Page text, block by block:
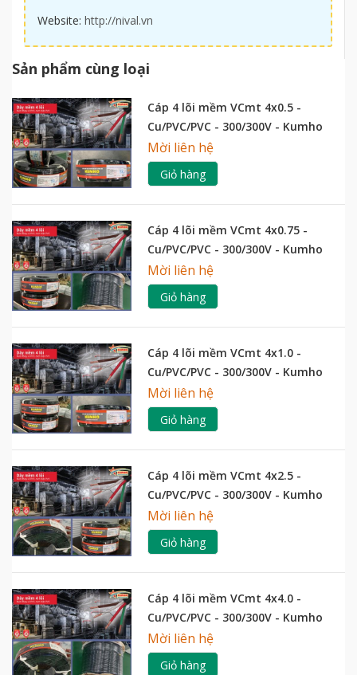
Website: http://nival.vn
Sản phẩm cùng loại
Cáp 4 lõi mềm VCmt 4x0.5 -
Cu/PVC/PVC - 300/300V - Kumho
Mời liên hệ
Giỏ hàng
Cáp 4 lõi mềm VCmt 4x0.75 -
Cu/PVC/PVC - 300/300V - Kumho
Mời liên hệ
Giỏ hàng
Cáp 4 lõi mềm VCmt 4x1.0 -
Cu/PVC/PVC - 300/300V - Kumho
Mời liên hệ
Giỏ hàng
Cáp 4 lõi mềm VCmt 4x2.5 -
Cu/PVC/PVC - 300/300V - Kumho
Mời liên hệ
Giỏ hàng
Cáp 4 lõi mềm VCmt 4x4.0 -
Cu/PVC/PVC - 300/300V - Kumho
Mời liên hệ
Giỏ hàng